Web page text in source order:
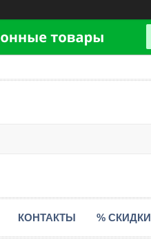
КОНТАКТЫ % СКИДКИ